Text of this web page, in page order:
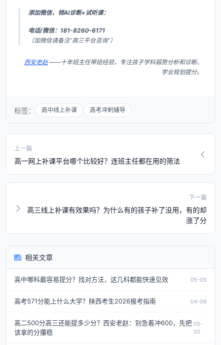
添加微信，领AI诊断+试听课：
电话/微信：181-8260-6171
（加微信请备注“高三平台咨询”）
西安老赵——十年班主任带班经验，专注孩子学科弱势分析和诊断、
学业规划提分。
标签： 高中线上补课 高考冲刺辅导
上一篇
高一网上补课平台哪个比较好？连班主任都在用的筛法
下一篇
高三线上补课有效果吗？为什么有的孩子补了没用，有的却
涨了分
相关文章
高中哪科最容易提分？找对方法，这几科都能快速见效 05-05
高考571分能上什么大学？陕西考生2026报考指南 04-09
高二500分高三还能提多少分？西安老赵：别急着冲600，先把
该拿的分攥稳
05-
30